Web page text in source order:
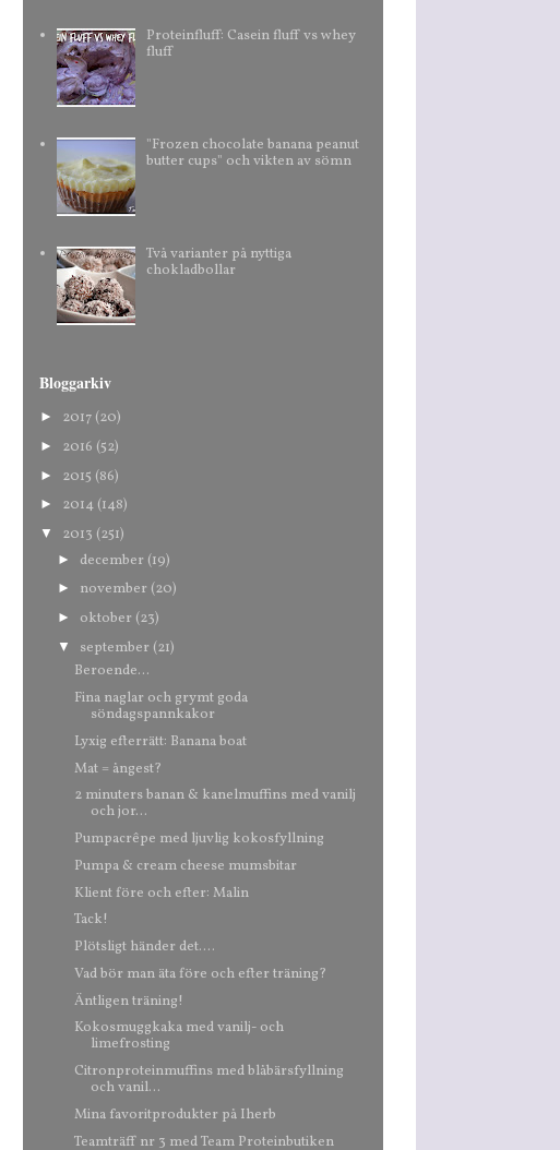
Proteinfluff: Casein fluff vs whey
fluff
"Frozen chocolate banana peanut
butter cups" och vikten av sömn
Två varianter på nyttiga
chokladbollar
Bloggarkiv
► 2017 (20)
► 2016 (52)
► 2015 (86)
► 2014 (148)
▼ 2013 (251)
► december (19)
► november (20)
► oktober (23)
▼ september (21)
Beroende...
Fina naglar och grymt goda
söndagspannkakor
Lyxig efterrätt: Banana boat
Mat = ångest?
2 minuters banan & kanelmuffins med vanilj
och jor...
Pumpacrêpe med ljuvlig kokosfyllning
Pumpa & cream cheese mumsbitar
Klient före och efter: Malin
Tack!
Plötsligt händer det....
Vad bör man äta före och efter träning?
Äntligen träning!
Kokosmuggkaka med vanilj- och
limefrosting
Citronproteinmuffins med blåbärsfyllning
och vanil...
Mina favoritprodukter på Iherb
Teamträff nr 3 med Team Proteinbutiken